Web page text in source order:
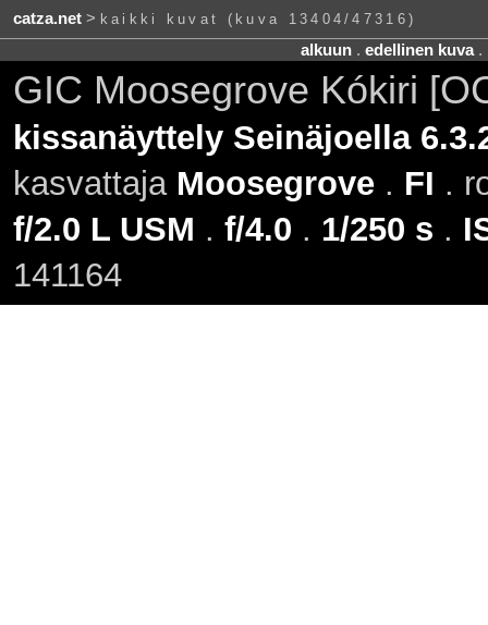
catza.net> kaikki kuvat (kuva 13404/47316)
alkuun. edellinen kuva.
GIC Moosegrove Kókiri
kissanäyttely Seinäjoella
kasvattaja Moosegrove. FI .
f/2.0 L USM . f/4.0 . 1/250 s .
141164